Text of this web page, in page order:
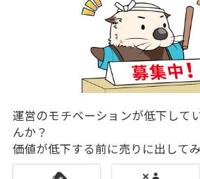
運営のモチベーションが低下して
んか？
価値が低下する前に売りに出して